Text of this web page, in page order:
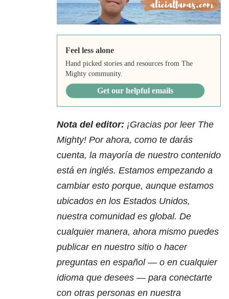
Feel less alone
Hand picked stories and resources from The
Mighty community.
Get our helpful emails
Nota del editor: ¡Gracias por leer The
Mighty! Por ahora, como te darás
cuenta, la mayoría de nuestro contenido
está en inglés. Estamos empezando a
cambiar esto porque, aunque estamos
ubicados en los Estados Unidos,
nuestra comunidad es global. De
cualquier manera, ahora mismo puedes
publicar en nuestro sitio o hacer
preguntas en español — o en cualquier
idioma que desees — para conectarte
con otras personas en nuestra